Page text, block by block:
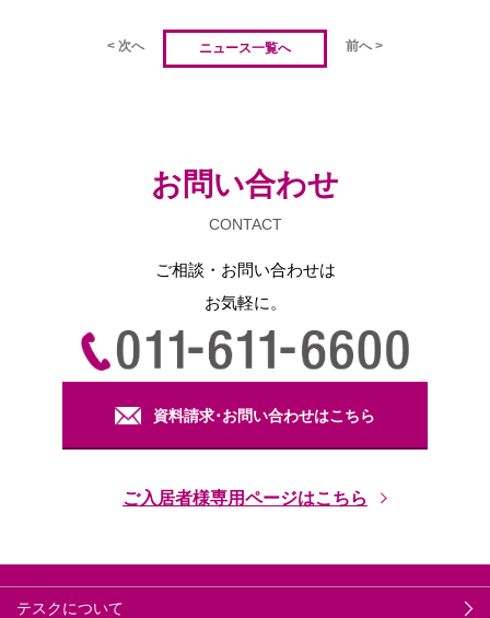
< 次へ ニュース一覧へ 前へ >
お問い合わせ
CONTACT
ご相談・お問い合わせは
お気軽に。
資料請求･お問い合わせはこちら
ご入居者様専用ページはこちら
テスクについて